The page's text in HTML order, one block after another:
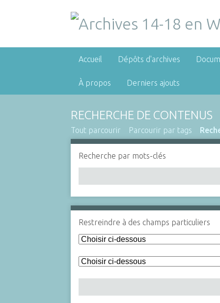
Accueil Dépôts d'archives
À propos Derniers ajouts
RECHERCHE DE CONTENUS
Tout parcourir Parcourir par tags
Recherche par mots-clés
Restreindre à des champs particuliers